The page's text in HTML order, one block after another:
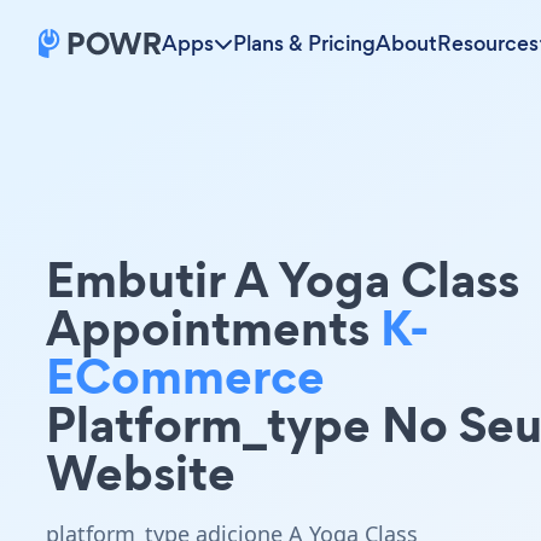
Apps Plans & PricingAboutResources
Embutir A Yoga Class
Appointments K-
ECommerce
Platform_type No Seu
Website
platform_type adicione A Yoga Class